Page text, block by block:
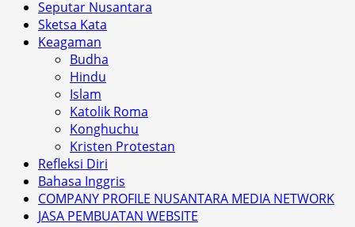
Seputar Nusantara
Sketsa Kata
Keagaman
Budha
Hindu
Islam
Katolik Roma
Konghuchu
Kristen Protestan
Refleksi Diri
Bahasa Inggris
COMPANY PROFILE NUSANTARA MEDIA NETWORK
JASA PEMBUATAN WEBSITE